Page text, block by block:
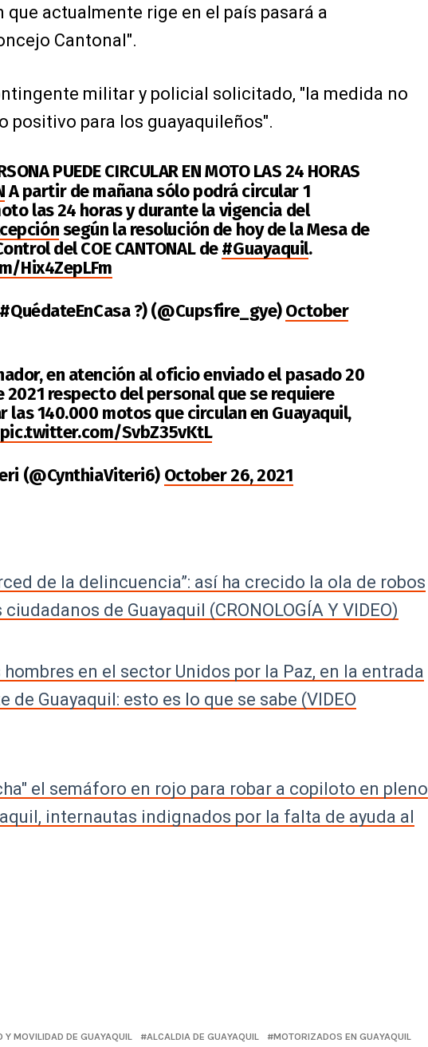
que actualmente rige en el país pasará a
Cantonal".
militar y policial solicitado, "la medida no
positivo para los guayaquileños".
PUEDE CIRCULAR EN MOTO LAS 24 HORAS
A partir de mañana sólo podrá circular 1
las 24 horas y durante la vigencia del
según la resolución de hoy de la Mesa de
del COE CANTONAL de#Guayaquil.
Hix4ZepLFm
?) (@Cupsfire_gye)October
en atención al oficio enviado el pasado 20
2021 respecto del personal que se requiere
las 140.000 motos que circulan en Guayaquil,
pic.twitter.com/SvbZ35vKtL
(@CynthiaViteri6) October 26, 2021
de la delincuencia”: así ha crecido la ola de robos
de Guayaquil (CRONOLOGÍA Y VIDEO)
en el sector Unidos por la Paz, en la entrada
de Guayaquil: esto es lo que se sabe (VIDEO
el semáforo en rojo para robar a copiloto en pleno
internautas indignados por la falta de ayuda al
MOVILIDAD DE GUAYAQUIL ALCALDIA DE GUAYAQUIL
MOTORIZADOS EN GUAYAQUIL